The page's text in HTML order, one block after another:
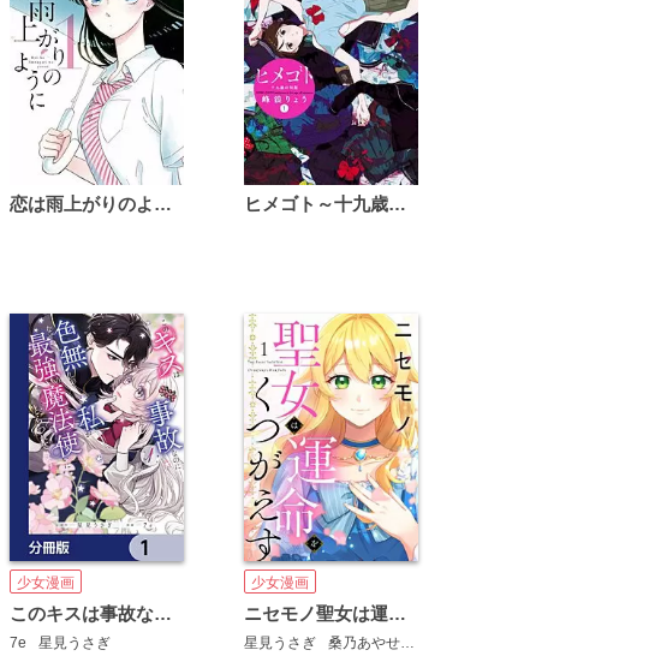
恋は雨上がりのように ヒメゴト～十九歳の制服～
少女漫画
このキスは事故なのに色無しの私がなぜか最強の魔法使いにとらわれてます【分冊版】
7e 星見うさぎ
少女漫画
ニセモノ聖女は運命をくつがえす
星見うさぎ 桑乃あやせ Minto Studio